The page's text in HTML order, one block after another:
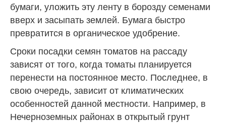
бумаги, уложить эту ленту в борозду семенами
вверх и засыпать землей. Бумага быстро
превратится в органическое удобрение.
Сроки посадки семян томатов на рассаду
зависят от того, когда томаты планируется
перенести на постоянное место. Последнее, в
свою очередь, зависит от климатических
особенностей данной местности. Например, в
Нечерноземных районах в открытый грунт